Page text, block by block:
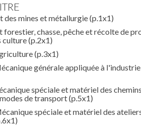
des mines et métallurgie(p.1x1)
forestier, chasse, pêche et récolte de
culture(p.2x1)
(p.3x1)
générale appliquée à l'industrie
spéciale et matériel des
de transport(p.5x1)
spéciale et matériel des